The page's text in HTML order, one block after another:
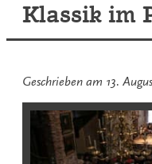
Klassik im
Geschrieben am 13.